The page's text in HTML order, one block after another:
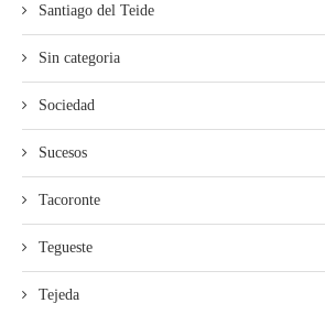
Santiago del Teide
Sin categoria
Sociedad
Sucesos
Tacoronte
Tegueste
Tejeda